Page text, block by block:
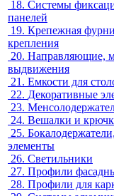
18. Системы
панелей
19. Крепежная
крепления
20. Направляющие,
выдвижения
21. Емкости для
22. Декоративные
23.
24. Вешалки и
25.
элементы
26. Светильники
27. Профили
28. Профили для